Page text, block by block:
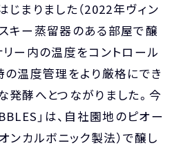
じまりました（2022年ヴィン
キー蒸留器のある部屋で醸
リー内の温度をコントロール
の温度管理をより厳格にでき
発酵へとつながりました。今
」は、自社園地のピオー
ンカルボニック製法）で醸し